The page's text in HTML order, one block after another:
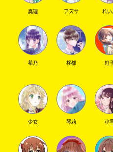
SNSでシ
真理 アズサ れい
希乃 柊都 紅
少女 琴莉 小